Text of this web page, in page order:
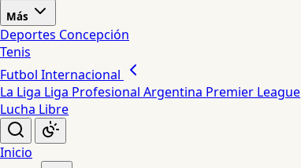
Más
Deportes Concepción
Tenis
Futbol Internacional
La Liga Liga Profesional Argentina Premier League
Lucha Libre
Inicio